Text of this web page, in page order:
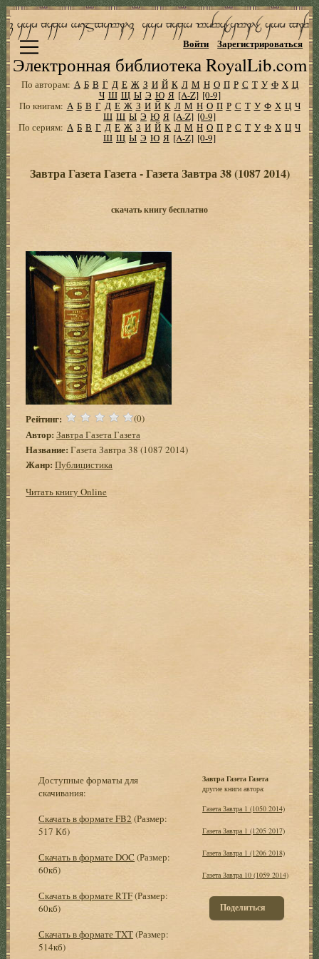
Электронная библиотека RoyalLib.com
Войти Зарегистрироваться
По авторам: А Б В Г Д Е Ж З И Й К Л М Н О П Р С Т У Ф Х Ц
Ч Ш Щ Ы Э Ю Я [A-Z] [0-9]
По книгам: А Б В Г Д Е Ж З И Й К Л М Н О П Р С Т У Ф Х Ц Ч
Ш Щ Ы Э Ю Я [A-Z] [0-9]
По сериям: А Б В Г Д Е Ж З И Й К Л М Н О П Р С Т У Ф Х Ц Ч
Ш Щ Ы Э Ю Я [A-Z] [0-9]
Завтра Газета Газета - Газета Завтра 38 (1087 2014)
скачать книгу бесплатно
Рейтинг: (0)
Автор: Завтра Газета Газета
Название: Газета Завтра 38 (1087 2014)
Жанр: Публицистика
Читать книгу Online
Доступные форматы для
скачивания:
Скачать в формате FB2 (Размер:
517 Кб)
Скачать в формате DOC (Размер:
60кб)
Скачать в формате RTF(Размер:
60кб)
Скачать в формате TXT(Размер:
514кб)
Завтра Газета Газета
другие книги автора:
Газета Завтра 1 (1050 2014)
Газета Завтра 1 (1205 2017)
Газета Завтра 1 (1206 2018)
Газета Завтра 10 (1059 2014)
Поделиться